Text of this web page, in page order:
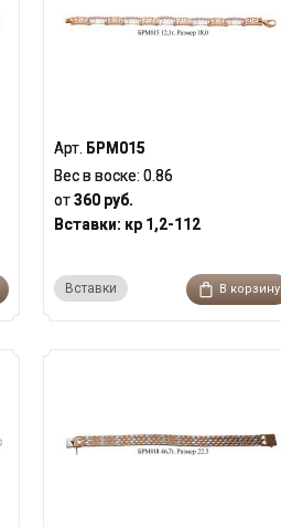
Арт. БРМ015
Вес в воске:0.86
от360 руб.
Вставки: кр 1,2-112
Вставки В корзину